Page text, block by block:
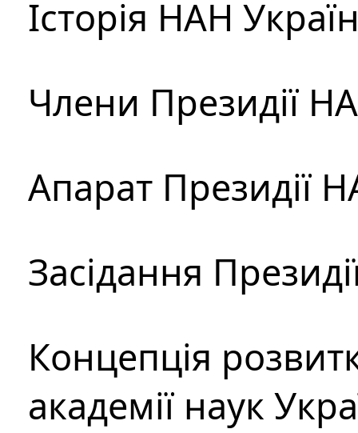
Історія НАН
Члени Президії
Апарат Президії
Засідання
Концепція
академії наук